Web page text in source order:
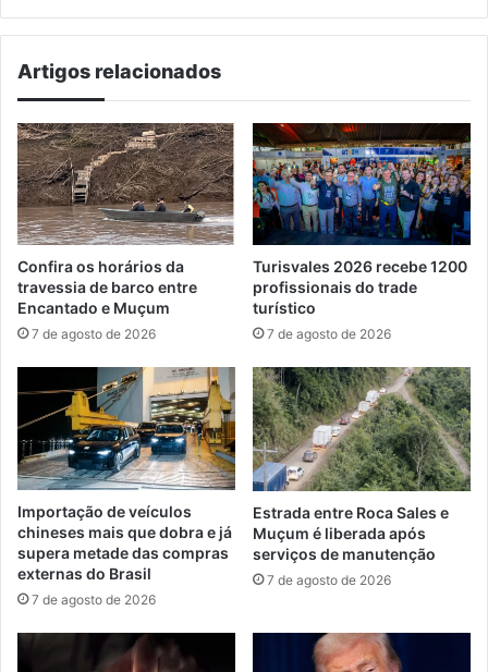
Artigos relacionados
Confira os horários da
travessia de barco entre
Encantado e Muçum
7 de agosto de 2026
Turisvales 2026 recebe 1200
profissionais do trade
turístico
7 de agosto de 2026
Importação de veículos
chineses mais que dobra e já
supera metade das compras
externas do Brasil
7 de agosto de 2026
Estrada entre Roca Sales e
Muçum é liberada após
serviços de manutenção
7 de agosto de 2026